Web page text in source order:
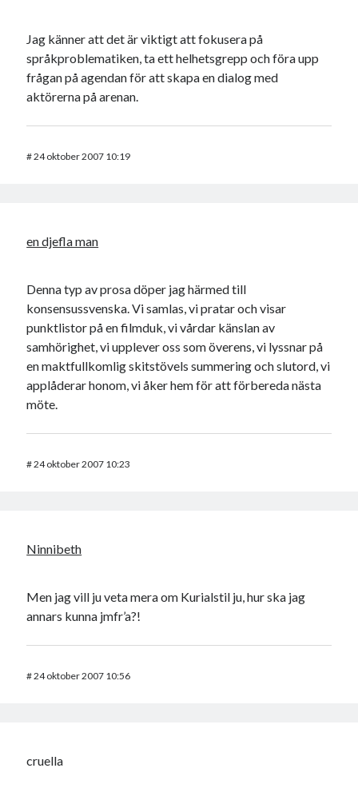
Jag känner att det är viktigt att fokusera på
språkproblematiken, ta ett helhetsgrepp och föra upp
frågan på agendan för att skapa en dialog med
aktörerna på arenan.
#24 oktober 2007 10:19
en djefla man
Denna typ av prosa döper jag härmed till
konsensussvenska. Vi samlas, vi pratar och visar
punktlistor på en filmduk, vi vårdar känslan av
samhörighet, vi upplever oss som överens, vi lyssnar på
en maktfullkomlig skitstövels summering och slutord, vi
applåderar honom, vi åker hem för att förbereda nästa
möte.
#24 oktober 2007 10:23
Ninnibeth
Men jag vill ju veta mera om Kurialstil ju, hur ska jag
annars kunna jmfr’a?!
#24 oktober 2007 10:56
cruella